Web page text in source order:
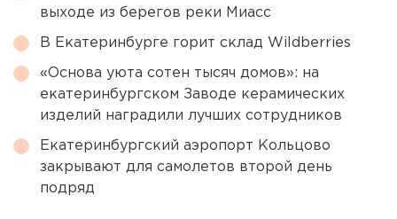
выходе из берегов реки Миасс
В Екатеринбурге горит склад Wildberries
«Основа уюта сотен тысяч домов»: на
екатеринбургском Заводе керамических
изделий наградили лучших сотрудников
Екатеринбургский аэропорт Кольцово
закрывают для самолетов второй день
подряд